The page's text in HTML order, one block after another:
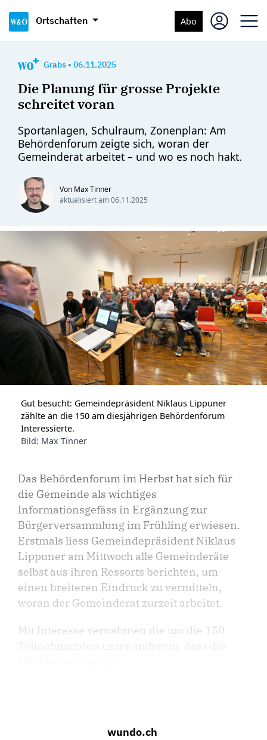
Ortschaften Abo
Grabs • 06.11.2025
Die Planung für grosse Projekte
schreitet voran
Sportanlagen, Schulraum, Zonenplan: Am
Behördenforum zeigte sich, woran der
Gemeinderat arbeitet – und wo es noch hakt.
Von Max Tinner
aktualisiert am06.11.2025
Gut besucht: Gemeindepräsident Niklaus Lippuner
zählte an die 150 am diesjährigen Behördenforum
Interessierte.
Bild: Max Tinner
Das Behördenforum im Herbst hat sich für
die Gemeinde als wichtiges
Informationsgefäss in Ergänzung zur
Bürgerversammlung im Frühling erwiesen.
Erstmals liess Gemeindepräsident Niklaus
Lippuner am Mittwoch alle Gemeinderäte
selbst aus ihren Ressorts berichten, um
einen breiteren Eindruck zu vermitteln,
woran der Gemeinderat zurzeit arbeitet.
Mit Interesse vernahmen die um die 150
wundo.ch